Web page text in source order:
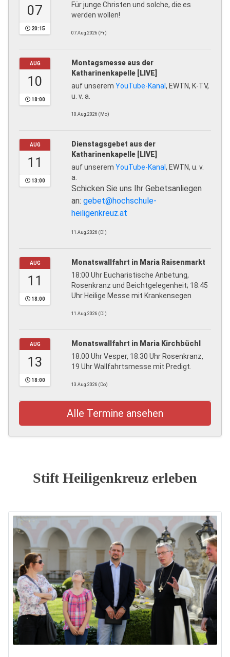
07
20:15
Für junge Christen und solche, die es
werden wollen!
07.Aug.2026 (Fr)
AUG
10
18:00
Montagsmesse aus der
Katharinenkapelle [LIVE]
auf unserem YouTube-Kanal, EWTN, K-TV,
u. v. a.
10.Aug.2026 (Mo)
AUG
11
13:00
Dienstagsgebet aus der
Katharinenkapelle [LIVE]
auf unserem YouTube-Kanal, EWTN, u. v.
a.
Schicken Sie uns Ihr Gebetsanliegen
an: gebet@hochschule-
heiligenkreuz.at
11.Aug.2026 (Di)
AUG
11
18:00
Monatswallfahrt in Maria Raisenmarkt
18:00 Uhr Eucharistische Anbetung,
Rosenkranz und Beichtgelegenheit; 18:45
Uhr Heilige Messe mit Krankensegen
11.Aug.2026 (Di)
AUG
13
18:00
Monatswallfahrt in Maria Kirchbüchl
18.00 Uhr Vesper, 18.30 Uhr Rosenkranz,
19 Uhr Wallfahrtsmesse mit Predigt.
13.Aug.2026 (Do)
Alle Termine ansehen
Stift Heiligenkreuz erleben